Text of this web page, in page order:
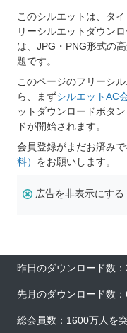
このシルエットは、タ
リーシルエットダウン
は、JPG・PNG形式の
題です。
このページのフリーシ
ら、まずシルエットAC
ットダウンロードボタ
ドが開始されます。
会員登録がまだお済みで
料） をお願いします。
広告を非表示にする
昨日のダウンロード数
先月のダウンロード数
総会員数：1600万人を